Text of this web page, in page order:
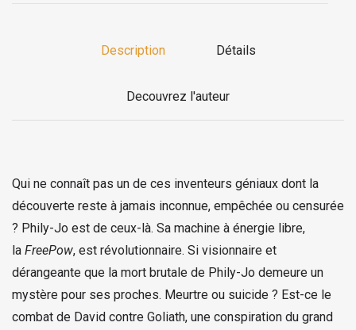
Description Détails
Decouvrez l'auteur
Qui ne connaît pas un de ces inventeurs géniaux dont la
découverte reste à jamais inconnue, empêchée ou censurée
? Phily-Jo est de ceux-là. Sa machine à énergie libre,
la FreePow, est révolutionnaire. Si visionnaire et
dérangeante que la mort brutale de Phily-Jo demeure un
mystère pour ses proches. Meurtre ou suicide ? Est-ce le
combat de David contre Goliath, une conspiration du grand